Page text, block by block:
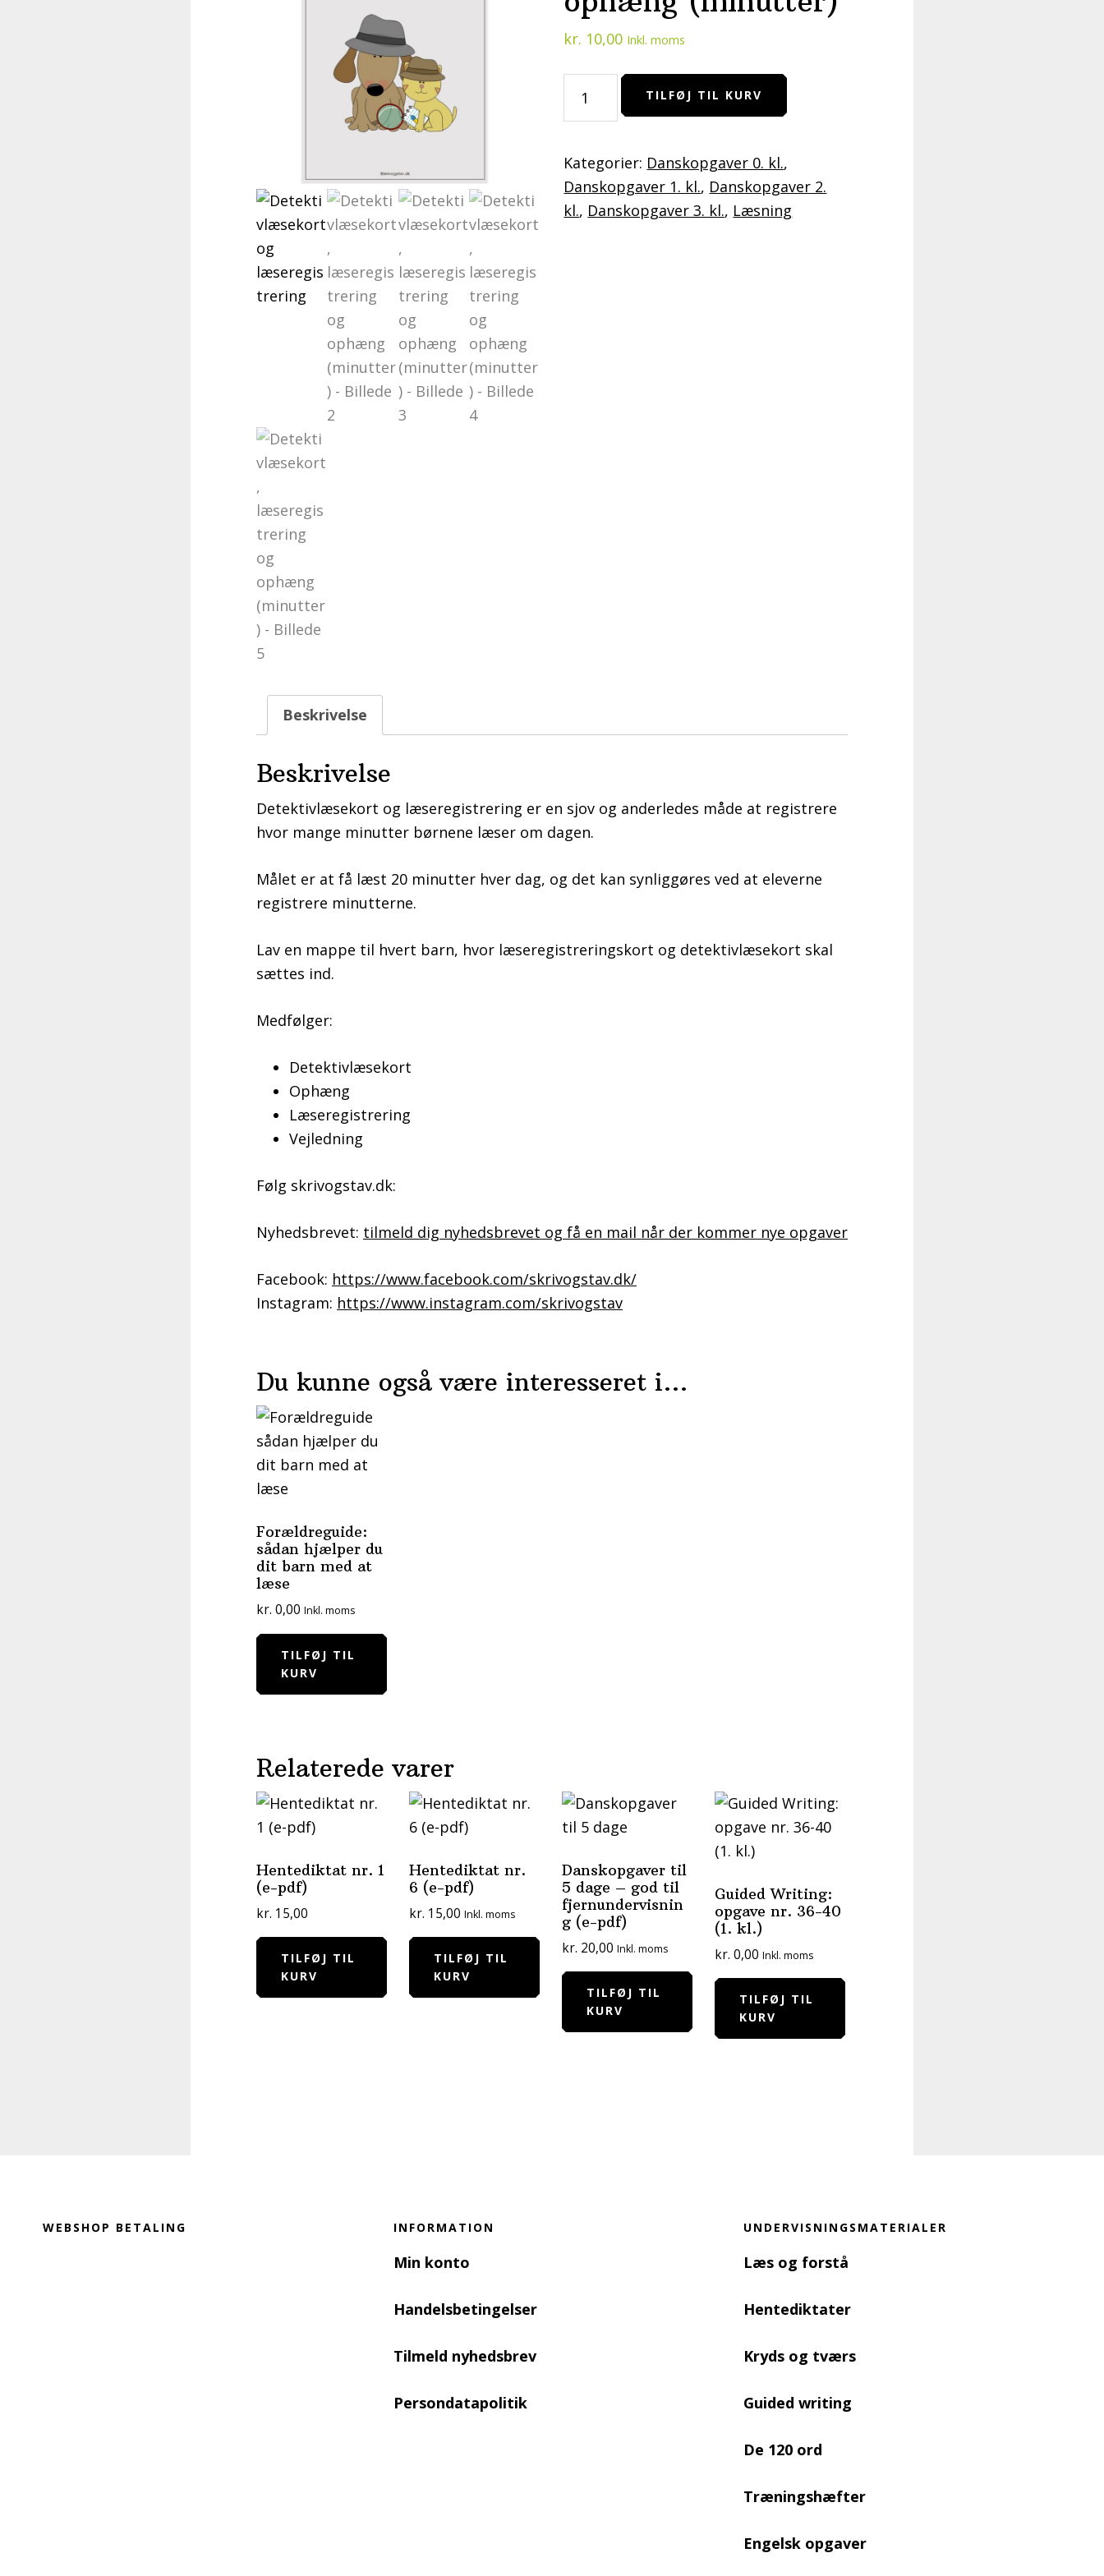
kr. 10,00 Inkl. moms
Detektivlæsekort,
læseregistrering
ophæng
(minutter)
antal
TILFØJ TIL KURV
Kategorier: Danskopgaver 0. kl.,
Danskopgaver 1. kl., Danskopgaver 2.
kl., Danskopgaver 3. kl., Læsning
Beskrivelse
Beskrivelse
Detektivlæsekort og læseregistrering er en sjov og anderledes måde at registrere
hvor mange minutter børnene læser om dagen.
Målet er at få læst 20 minutter hver dag, og det kan synliggøres ved at eleverne
registrere minutterne.
Lav en mappe til hvert barn, hvor læseregistreringskort og detektivlæsekort skal
sættes ind.
Medfølger:
Detektivlæsekort
Ophæng
Læseregistrering
Vejledning
Følg skrivogstav.dk:
Nyhedsbrevet: tilmeld dig nyhedsbrevet og få en mail når der kommer nye opgaver
Facebook: https://www.facebook.com/skrivogstav.dk/
Instagram: https://www.instagram.com/skrivogstav
Du kunne også være interesseret i…
Forældreguide:
sådan hjælper du
dit barn med at
læse
kr. 0,00 Inkl. moms
TILFØJ TIL
KURV
Relaterede varer
Hentediktat nr. 1
(e-pdf)
kr. 15,00
TILFØJ TIL
KURV
Hentediktat nr.
6 (e-pdf)
kr. 15,00 Inkl. moms
TILFØJ TIL
KURV
Danskopgaver til
5 dage – god til
fjernundervisnin
g (e-pdf)
kr. 20,00 Inkl. moms
TILFØJ TIL
KURV
Guided Writing:
opgave nr. 36-40
(1. kl.)
kr. 0,00 Inkl. moms
TILFØJ TIL
KURV
WEBSHOP BETALING INFORMATION
Min konto
Handelsbetingelser
Tilmeld nyhedsbrev
Persondatapolitik
UNDERVISNINGSMATERIALER
Læs og forstå
Hentediktater
Kryds og tværs
Guided writing
De 120 ord
Træningshæfter
Engelsk opgaver